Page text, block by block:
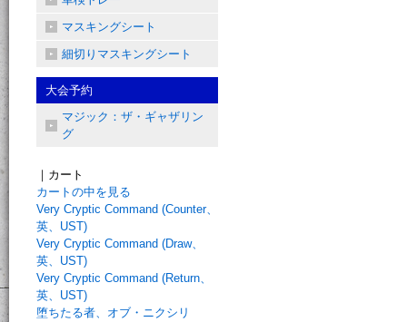
マスキングシート
細切りマスキングシート
大会予約
マジック：ザ・ギャザリン
グ
｜カート
カートの中を見る
Very Cryptic Command (Counter、
英、UST)
Very Cryptic Command (Draw、
英、UST)
Very Cryptic Command (Return、
英、UST)
堕ちたる者、オブ・ニクシリ